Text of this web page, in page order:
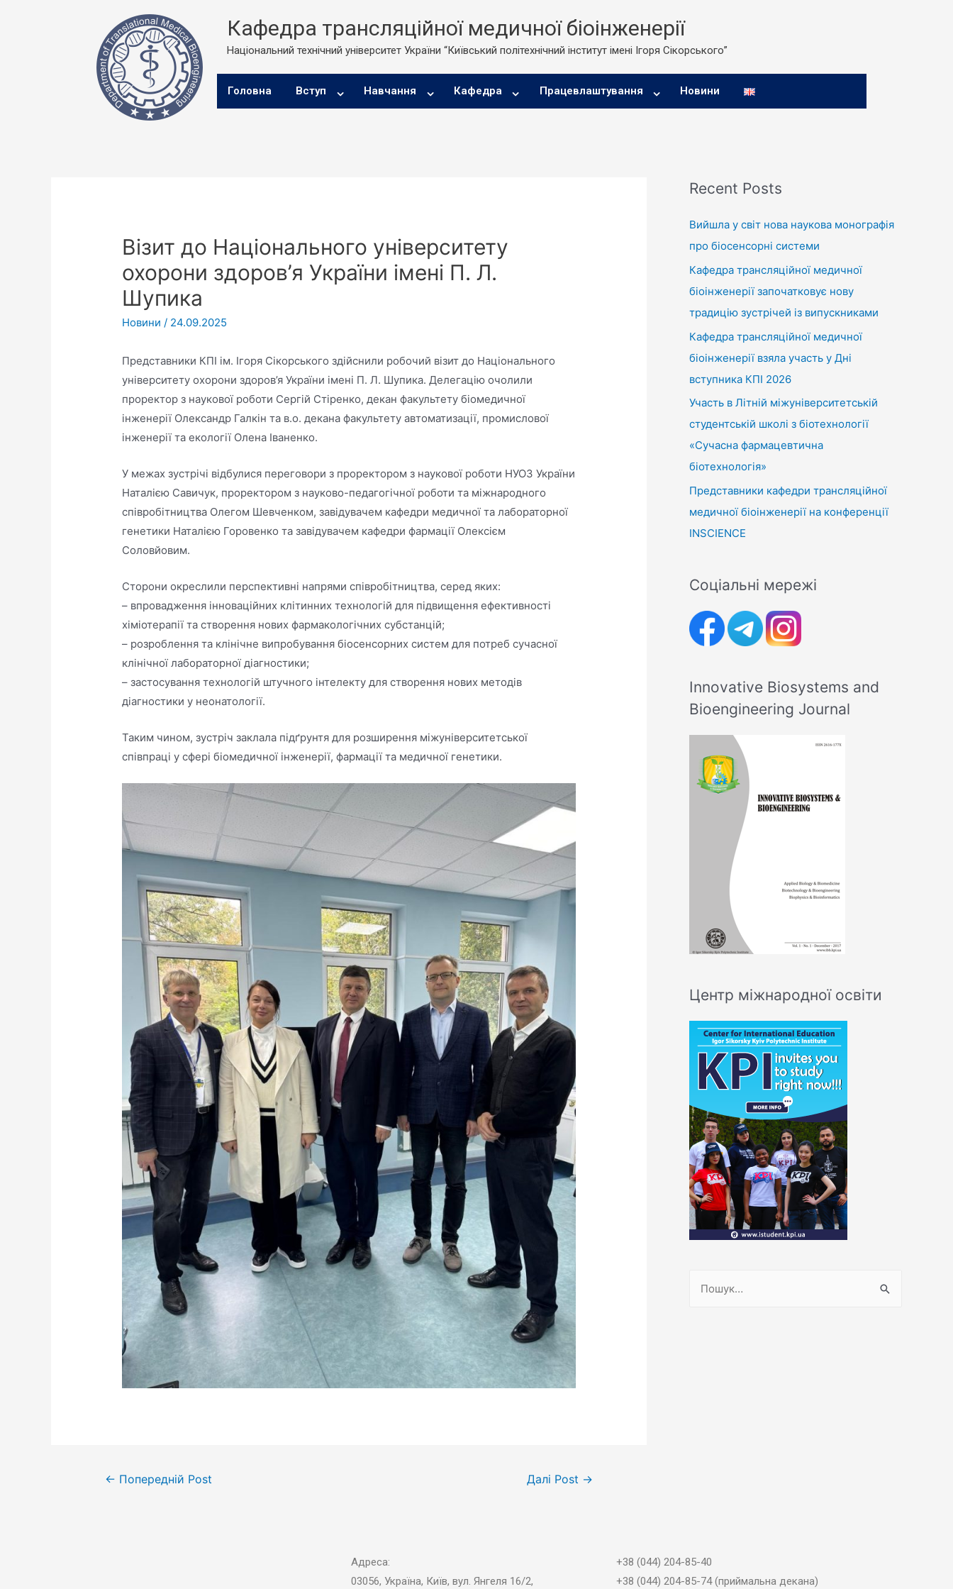
Кафедра трансляційної медичної біоінженерії
Національний технічний університет України “Київський політехнічний інститут імені Ігоря Сікорського”
Головна Вступ Навчання Кафедра Працевлаштування Новини
Візит до Національного університету
охорони здоров’я України імені П. Л.
Шупика
Новини / 24.09.2025
Представники КПІ ім. Ігоря Сікорського здійснили робочий візит до Національного
університету охорони здоров’я України імені П. Л. Шупика. Делегацію очолили
проректор з наукової роботи Сергій Стіренко, декан факультету біомедичної
інженерії Олександр Галкін та в.о. декана факультету автоматизації, промислової
інженерії та екології Олена Іваненко.
У межах зустрічі відбулися переговори з проректором з наукової роботи НУОЗ України
Наталією Савичук, проректором з науково-педагогічної роботи та міжнародного
співробітництва Олегом Шевченком, завідувачем кафедри медичної та лабораторної
генетики Наталією Горовенко та завідувачем кафедри фармації Олексієм
Соловйовим.
Сторони окреслили перспективні напрями співробітництва, серед яких:
– впровадження інноваційних клітинних технологій для підвищення ефективності
хіміотерапії та створення нових фармакологічних субстанцій;
– розроблення та клінічне випробування біосенсорних систем для потреб сучасної
клінічної лабораторної діагностики;
– застосування технологій штучного інтелекту для створення нових методів
діагностики у неонатології.
Таким чином, зустріч заклала підґрунтя для розширення міжуніверситетської
співпраці у сфері біомедичної інженерії, фармації та медичної генетики.
← Попередній Post Далі Post →
Recent Posts
Вийшла у світ нова наукова монографія
про біосенсорні системи
Кафедра трансляційної медичної
біоінженерії започатковує нову
традицію зустрічей із випускниками
Кафедра трансляційної медичної
біоінженерії взяла участь у Дні
вступника КПІ 2026
Участь в Літній міжуніверситетській
студентській школі з біотехнології
«Сучасна фармацевтична
біотехнологія»
Представники кафедри трансляційної
медичної біоінженерії на конференції
INSCIENCE
Соціальні мережі
Innovative Biosystems and
Bioengineering Journal
Центр міжнародної освіти
Адреса:
03056, Україна, Київ, вул. Янгеля 16/2,
+38 (044) 204-85-40
+38 (044) 204-85-74 (приймальна декана)